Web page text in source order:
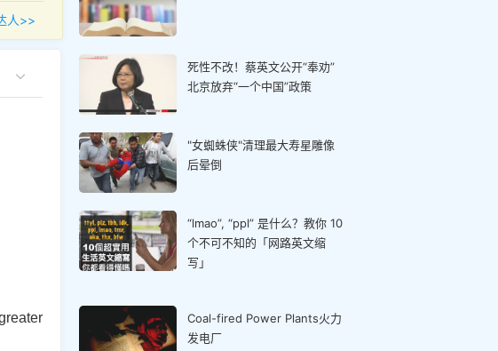
人>>
死性不改！蔡英文公开“奉劝”
北京放弃“一个中国”政策
"女蜘蛛侠"清理最大寿星雕像
后晕倒
“lmao”, “ppl” 是什么？教你 10
个不可不知的「网路英文缩
写」
Coal-fired Power Plants火力
发电厂